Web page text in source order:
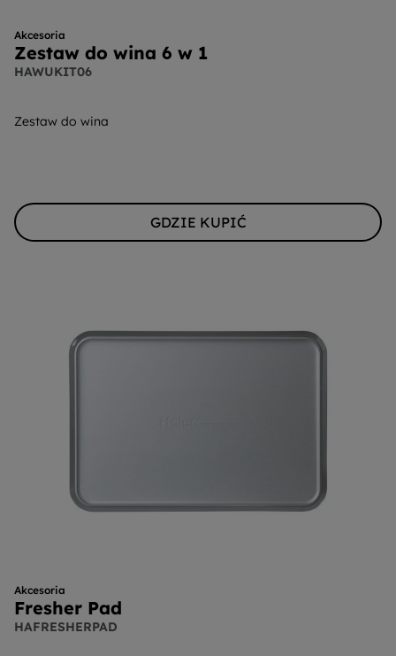
Akcesoria
Zestaw do wina 6 w 1
HAWUKIT06
Zestaw do wina
GDZIE KUPIĆ
Akcesoria
Fresher Pad
HAFRESHERPAD